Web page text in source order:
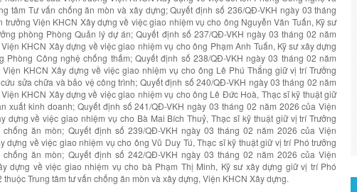
tâm Tư vấn chống ăn mòn và xây dựng; Quyết định số 236/QĐ-VKH ngày 03 tháng
trưởng Viện KHCN Xây dựng về việc giao nhiệm vụ cho ông Nguyễn Văn Tuấn, Kỹ sư
phòng Phòng Quản lý dự án; Quyết định số 237/QĐ-VKH ngày 03 tháng 02 năm
KHCN Xây dựng về việc giao nhiệm vụ cho ông Phạm Anh Tuấn, Kỹ sư xây dựng
Phòng Công nghệ chống thấm; Quyết định số 238/QĐ-VKH ngày 03 tháng 02 năm
KHCN Xây dựng về việc giao nhiệm vụ cho ông Lê Phú Thắng giữ vị trí Trưởng
sửa chữa và bảo vệ công trình; Quyết định số 240/QĐ-VKH ngày 03 tháng 02 năm
KHCN Xây dựng về việc giao nhiệm vụ cho ông Lê Đức Hoà, Thạc sĩ kỹ thuật giữ
xuất kinh doanh; Quyết định số 241/QĐ-VKH ngày 03 tháng 02 năm 2026 của Viện
dựng về việc giao nhiệm vụ cho Bà Mai Bích Thuỷ, Thạc sĩ kỹ thuật giữ vị trí Trưởng
ăn mòn; Quyết định số 239/QĐ-VKH ngày 03 tháng 02 năm 2026 của Viện
dựng về việc giao nhiệm vụ cho ông Vũ Duy Tú, Thạc sĩ kỹ thuật giữ vị trí Phó trưởng
ăn mòn; Quyết định số 242/QĐ-VKH ngày 03 tháng 02 năm 2026 của Viện
dựng về việc giao nhiệm vụ cho bà Phạm Thị Minh, Kỹ sư xây dựng giữ vị trí Phó
Trung tâm tư vấn chống ăn mòn và xây dựng, Viện KHCN Xây dựng.